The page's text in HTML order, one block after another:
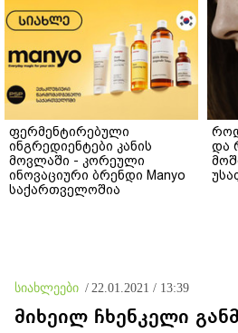
ფერმენტირებული
ინგრედიენტები კანის
მოვლაში - კორეული
ინოვაციური ბრენდი Manyo
საქართველოშია
და
სიახლეები / 22.01.2021 / 13:39
მიხეილ ჩხენკელი